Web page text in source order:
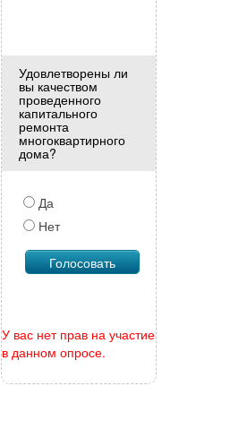
Удовлетворены ли
вы качеством
проведенного
капитального
ремонта
многоквартирного
дома?
Да
Нет
У вас нет прав на участие
в данном опросе.